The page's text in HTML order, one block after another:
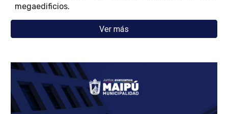
megaedificios.
Ver más